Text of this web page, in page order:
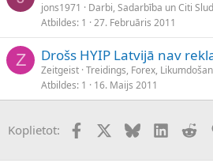
jons1971
Darbi, Sadarbība un Citi
Atbildes 1 27. Februāris 2011
Z Drošs HYIP Latvijā nav
Zeitgeist Treidings, Forex,
Atbildes 1 16. Maijs 2011
Koplietot: FacebookX (Twitter)
Bluesky